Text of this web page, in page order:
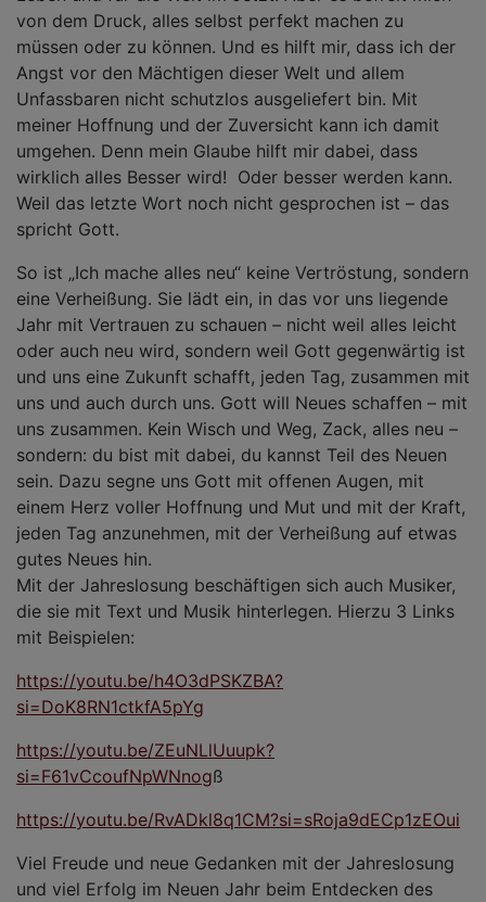
von dem Druck, alles selbst perfekt machen zu
müssen oder zu können. Und es hilft mir, dass ich der
Angst vor den Mächtigen dieser Welt und allem
Unfassbaren nicht schutzlos ausgeliefert bin. Mit
meiner Hoffnung und der Zuversicht kann ich damit
umgehen. Denn mein Glaube hilft mir dabei, dass
wirklich alles Besser wird! Oder besser werden kann.
Weil das letzte Wort noch nicht gesprochen ist – das
spricht Gott.
So ist „Ich mache alles neu“ keine Vertröstung, sondern
eine Verheißung. Sie lädt ein, in das vor uns liegende
Jahr mit Vertrauen zu schauen – nicht weil alles leicht
oder auch neu wird, sondern weil Gott gegenwärtig ist
und uns eine Zukunft schafft, jeden Tag, zusammen mit
uns und auch durch uns. Gott will Neues schaffen – mit
uns zusammen. Kein Wisch und Weg, Zack, alles neu –
sondern: du bist mit dabei, du kannst Teil des Neuen
sein. Dazu segne uns Gott mit offenen Augen, mit
einem Herz voller Hoffnung und Mut und mit der Kraft,
jeden Tag anzunehmen, mit der Verheißung auf etwas
gutes Neues hin.
Mit der Jahreslosung beschäftigen sich auch Musiker,
die sie mit Text und Musik hinterlegen. Hierzu 3 Links
mit Beispielen:
https://youtu.be/h4O3dPSKZBA?
si=DoK8RN1ctkfA5pYg
https://youtu.be/ZEuNLlUuupk?
si=F61vCcoufNpWNnogß
https://youtu.be/RvADkl8q1CM?si=sRoja9dECp1zEOui
Viel Freude und neue Gedanken mit der Jahreslosung
und viel Erfolg im Neuen Jahr beim Entdecken des